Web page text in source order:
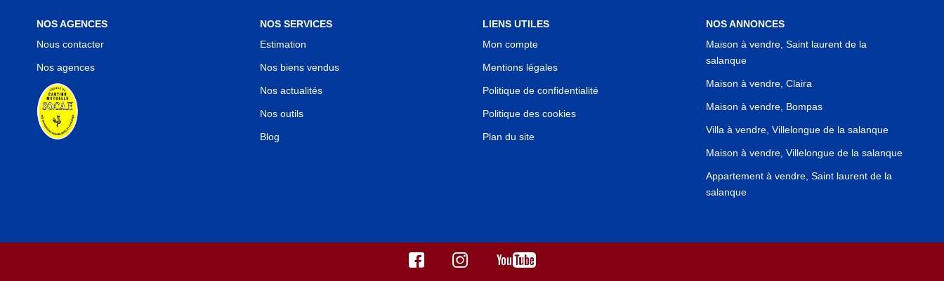
NOS AGENCES
Nous contacter
Nos agences
NOS SERVICES
Estimation
Nos biens vendus
Nos actualités
Nos outils
Blog
LIENS UTILES
Mon compte
Mentions légales
Politique de confidentialité
Politique des cookies
Plan du site
NOS ANNONCES
Maison à vendre, Saint laurent de la
salanque
Maison à vendre, Claira
Maison à vendre, Bompas
Villa à vendre, Villelongue de la salanque
Maison à vendre, Villelongue de la salanque
Appartement à vendre, Saint laurent de la
salanque